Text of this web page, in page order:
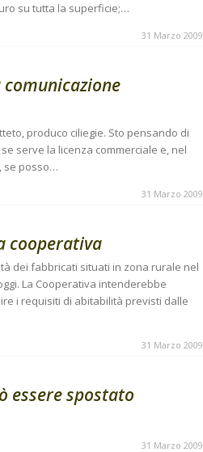
su tutta la superficie;…
31 Marzo 2009
produco ciliegie. Sto pensando di
serve la licenza commerciale e, nel
se posso…
31 Marzo 2009
cooperativa
dei fabbricati situati in zona rurale nel
La Cooperativa intenderebbe
i requisiti di abitabilità previsti dalle
31 Marzo 2009
essere spostato
31 Marzo 2009